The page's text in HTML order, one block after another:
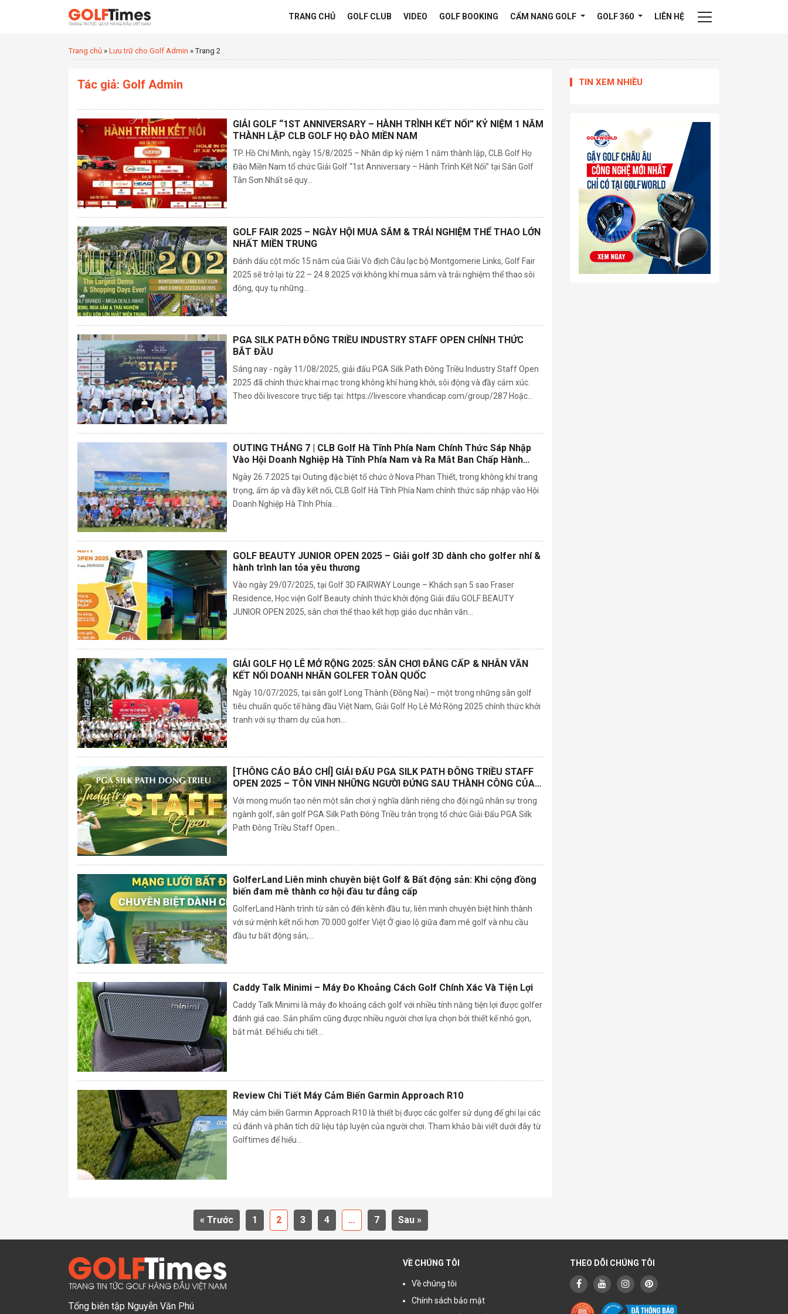
TRANG CHỦ GOLF CLUB VIDEO GOLF BOOKING CẨM NANG GOLF GOLF 360 LIÊN HỆ
Trang chủ » Lưu trữ cho Golf Admin »Trang 2
Tác giả: Golf Admin
GIẢI GOLF “1ST ANNIVERSARY – HÀNH TRÌNH KẾT NỐI” KỶ NIỆM 1 NĂM
THÀNH LẬP CLB GOLF HỌ ĐÀO MIỀN NAM
TP. Hồ Chí Minh, ngày 15/8/2025 – Nhân dịp kỷ niệm 1 năm thành lập, CLB Golf Họ
Đào Miền Nam tổ chức Giải Golf “1st Anniversary – Hành Trình Kết Nối” tại Sân Golf
Tân Sơn Nhất sẽ quy...
GOLF FAIR 2025 – NGÀY HỘI MUA SẮM & TRẢI NGHIỆM THỂ THAO LỚN
NHẤT MIỀN TRUNG
Đánh dấu cột mốc 15 năm của Giải Vô địch Câu lạc bộ Montgomerie Links, Golf Fair
2025 sẽ trở lại từ 22 – 24.8.2025 với không khí mua sắm và trải nghiệm thể thao sôi
động, quy tụ những...
PGA SILK PATH ĐÔNG TRIỀU INDUSTRY STAFF OPEN CHÍNH THỨC
BẮT ĐẦU
Sáng nay - ngày 11/08/2025, giải đấu PGA Silk Path Đông Triều Industry Staff Open
2025 đã chính thức khai mạc trong không khí hứng khởi, sôi động và đầy cảm xúc.
Theo dõi livescore trực tiếp tại: https://livescore.vhandicap.com/group/287 Hoặc...
OUTING THÁNG 7 | CLB Golf Hà Tĩnh Phía Nam Chính Thức Sáp Nhập
Vào Hội Doanh Nghiệp Hà Tĩnh Phía Nam và Ra Mắt Ban Chấp Hành
Nhiệm Kỳ Mới
Ngày 26.7.2025 tại Outing đặc biệt tổ chức ở Nova Phan Thiết, trong không khí trang
trọng, ấm áp và đầy kết nối, CLB Golf Hà Tĩnh Phía Nam chính thức sáp nhập vào Hội
Doanh Nghiệp Hà Tĩnh Phía...
GOLF BEAUTY JUNIOR OPEN 2025 – Giải golf 3D dành cho golfer nhí &
hành trình lan tỏa yêu thương
Vào ngày 29/07/2025, tại Golf 3D FAIRWAY Lounge – Khách sạn 5 sao Fraser
Residence, Học viện Golf Beauty chính thức khởi động Giải đấu GOLF BEAUTY
JUNIOR OPEN 2025, sân chơi thể thao kết hợp giáo dục nhân văn...
GIẢI GOLF HỌ LÊ MỞ RỘNG 2025: SÂN CHƠI ĐẲNG CẤP & NHÂN VĂN
KẾT NỐI DOANH NHÂN GOLFER TOÀN QUỐC
Ngày 10/07/2025, tại sân golf Long Thành (Đồng Nai) – một trong những sân golf
tiêu chuẩn quốc tế hàng đầu Việt Nam, Giải Golf Họ Lê Mở Rộng 2025 chính thức khởi
tranh với sự tham dự của hơn...
[THÔNG CÁO BÁO CHÍ] GIẢI ĐẤU PGA SILK PATH ĐÔNG TRIỀU STAFF
OPEN 2025 – TÔN VINH NHỮNG NGƯỜI ĐỨNG SAU THÀNH CÔNG CỦA
NGÀNH GOLF
Với mong muốn tạo nên một sân chơi ý nghĩa dành riêng cho đội ngũ nhân sự trong
ngành golf, sân golf PGA Silk Path Đông Triều trân trọng tổ chức Giải Đấu PGA Silk
Path Đông Triều Staff Open...
GolferLand Liên minh chuyên biệt Golf & Bất động sản: Khi cộng đồng
biến đam mê thành cơ hội đầu tư đẳng cấp
GolferLand Hành trình từ sân cỏ đến kênh đầu tư, liên minh chuyên biệt hình thành
với sứ mệnh kết nối hơn 70.000 golfer Việt Ở giao lộ giữa đam mê golf và nhu cầu
đầu tư bất động sản,...
Caddy Talk Minimi – Máy Đo Khoảng Cách Golf Chính Xác Và Tiện Lợi
Caddy Talk Minimi là máy đo khoảng cách golf với nhiều tính năng tiện lợi được golfer
đánh giá cao. Sản phẩm cũng được nhiều người chơi lựa chọn bởi thiết kế nhỏ gọn,
bắt mắt. Để hiểu chi tiết...
Review Chi Tiết Máy Cảm Biến Garmin Approach R10
Máy cảm biến Garmin Approach R10 là thiết bị được các golfer sử dụng để ghi lại các
cú đánh và phân tích dữ liệu tập luyện của người chơi. Tham khảo bài viết dưới đây từ
Golftimes để hiểu...
« Trước 1 2 3 4 … 7 Sau »
TIN XEM NHIỀU
Tổng biên tập Nguyễn Văn Phú
VỀ CHÚNG TÔI
Về chúng tôi
Chính sách bảo mật
THEO DÕI CHÚNG TÔI